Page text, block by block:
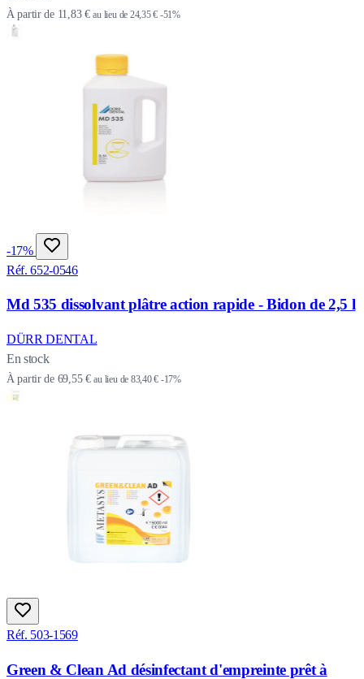
À partir de 11,83 € au lieu de 24,35 € -51%
-17%
Réf. 652-0546
Md 535 dissolvant plâtre action rapide - Bidon de 2,5 l
DÜRR DENTAL
En stock
À partir de 69,55 € au lieu de 83,40 € -17%
Réf. 503-1569
Green & Clean Ad désinfectant d'empreinte prêt à